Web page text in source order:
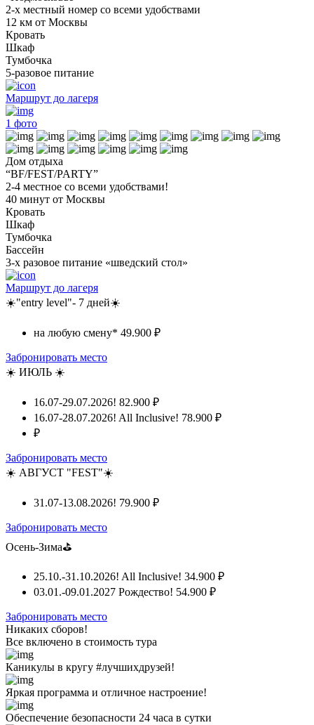
2-х местный номер со всеми удобствами
12 км от Москвы
Кровать
Шкаф
Тумбочка
5-разовое питание
Маршрут до лагеря
1 фото
Дом отдыха
“BF/FEST/PARTY”
2-4 местное со всеми удобствами!
40 минут от Москвы
Кровать
Шкаф
Тумбочка
Бассейн
3-х разовое питание «шведский стол»
Маршрут до лагеря
☀️"entry level"- 7 дней☀️
на любую смену* 49.900 ₽
Забронировать место
☀️ ИЮЛЬ ☀️
16.07-29.07.2026! 82.900 ₽
16.07-28.07.2026! All Inclusive! 78.900 ₽
₽
Забронировать место
☀️ АВГУСТ "FEST"☀️
31.07-13.08.2026! 79.900 ₽
Забронировать место
Осень-Зима⛳
25.10.-31.10.2026! All Inclusive! 34.900 ₽
03.01.-09.01.2027 Рождество! 54.900 ₽
Забронировать место
Никаких сборов!
Все включено в стоимость тура
Каникулы в кругу #лучшихдрузей!
Яркая программа и отличное настроение!
Обеспечение безопасности 24 часа в сутки